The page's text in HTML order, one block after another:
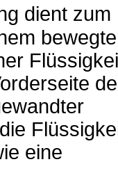
dient zum
eine